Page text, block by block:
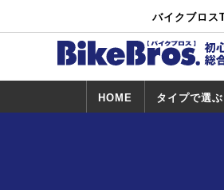
バイクブロス
HOME タイプで選ぶ